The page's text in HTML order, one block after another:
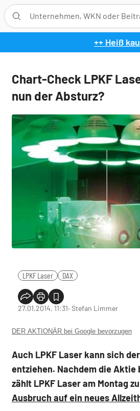
++ Heiß
Chart-Check LPKF
nun der Absturz?
LPKF Laser DAX
27.01.2014, 11:31‧ Stefan Limmer
DER AKTIONÄR bei Google bevorzugen
Auch LPKF Laser kann sich
entziehen. Nachdem die Aktie
zählt LPKF Laser am Montag
Ausbruch auf ein neues